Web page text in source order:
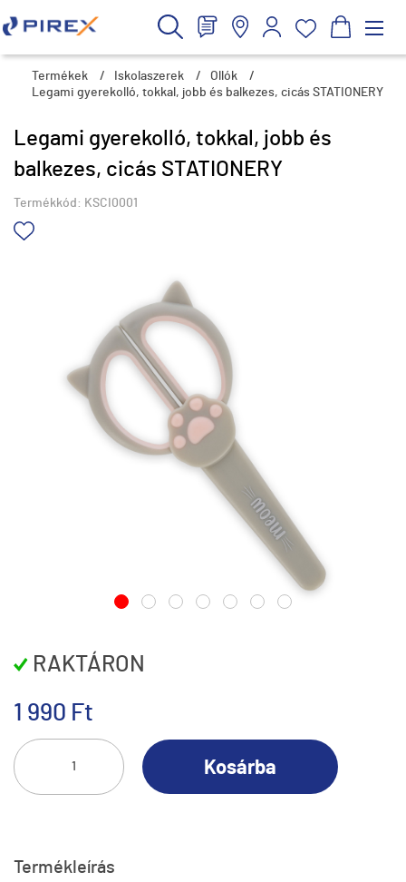
Termékek / Iskolaszerek / Ollók
/
Legami gyerekolló, tokkal, jobb és balkezes, cicás STATIONERY
Legami gyerekolló, tokkal, jobb és
balkezes, cicás STATIONERY
Termékkód: KSCI0001
RAKTÁRON
1 990 Ft
Kosárba
Termékleírás